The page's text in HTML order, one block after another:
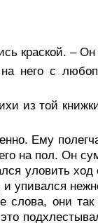
краской. –
него с
из той
Ему
на пол. Он
уловить
и упивался
они